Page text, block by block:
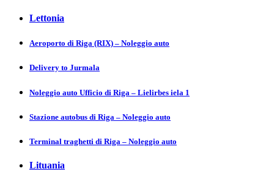
Lettonia
Aeroporto di Riga (RIX) – Noleggio auto
Delivery to Jurmаla
Noleggio auto Ufficio di Riga – Lielirbes iela 1
Stazione autobus di Riga – Noleggio auto
Terminal traghetti di Riga – Noleggio auto
Lituania